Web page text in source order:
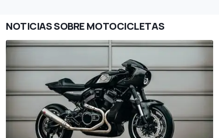
NOTICIAS SOBRE MOTOCICLETAS